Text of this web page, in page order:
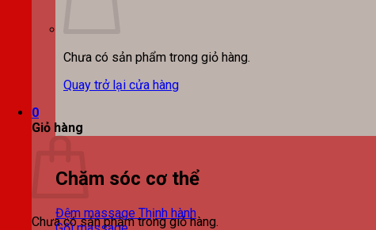
Chưa có sản phẩm trong giỏ hàng.
Quay trở lại cửa hàng
0
Giỏ hàng
Chưa có sản phẩm trong giỏ hàng.
Chăm sóc cơ thể
Đệm massage